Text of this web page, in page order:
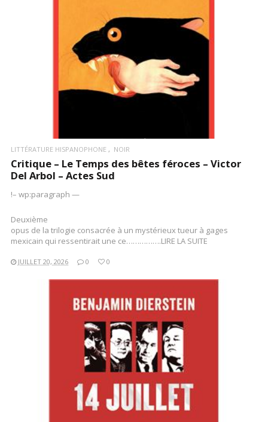
LIRE LA SUITE
LITTÉRATURE HISPANOPHONE NOIR
Critique – Le Temps des bêtes féroces – Victor
Del Arbol – Actes Sud
!– wp:paragraph —
Deuxième
opus de la trilogie consacrée à un mystérieux tueur à gages
mexicain qui ressentirait une ce…………….LIRE LA SUITE
JUILLET 20, 2026 0 0
LIRE LA SUITE